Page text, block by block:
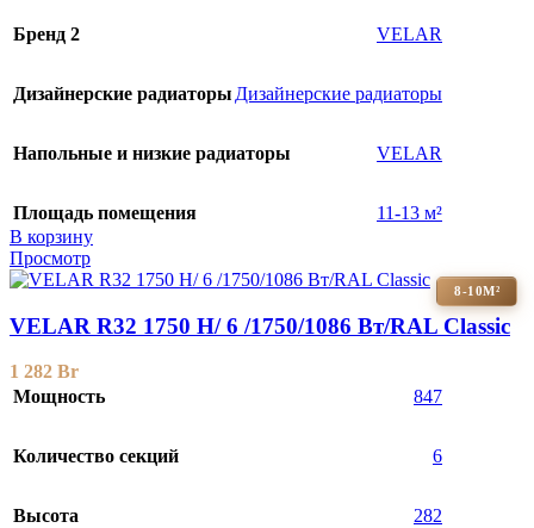
Бренд 2 VELAR
Дизайнерские радиаторы Дизайнерские радиаторы
Напольные и низкие радиаторы VELAR
Площадь помещения
11-13 м²
В корзину
Просмотр
8-10М²
VELAR R32 1750 H/ 6 /1750/1086 Вт/RAL Classic
1 282 Br
Мощность
847
Количество секций 6
Высота 282